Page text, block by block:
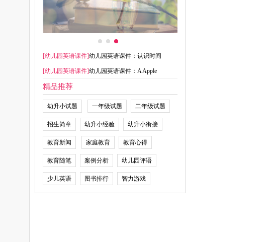
[幼儿园英语课件]幼儿园英语课件：认识时间
[幼儿园英语课件]幼儿园英语课件：A Apple
精品推荐
幼升小试题 一年级试题 二年级试题
招生简章 幼升小经验 幼升小衔接
教育新闻 家庭教育 教育心得
教育随笔 案例分析 幼儿园评语
少儿英语 图书排行 智力游戏